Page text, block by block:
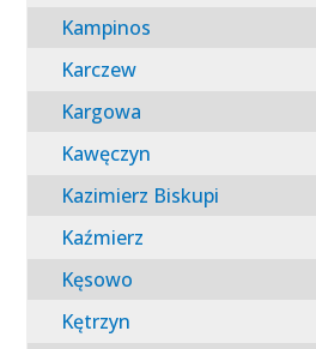
Kampinos
Karczew
Kargowa
Kawęczyn
Kazimierz Biskupi
Kaźmierz
Kęsowo
Kętrzyn